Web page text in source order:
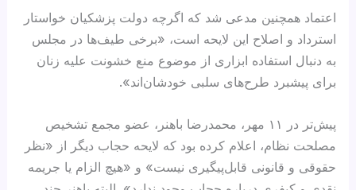
اعتماد همچنین مدعی شد که اگرچه دولت پزشکیان خواستار
استرداد و اصلاح این لایحه است، «برخی طیف‌ها در مجلس
به‌ دنبال استفاده ابزاری از موضوع منع خشونت علیه زنان
برای پیشبرد طرح‌های سلبی خودشان‌اند».
پیش‌تر در ۱۱ مهر، محمدرضا باهنر، عضو مجمع تشخیص
مصلحت نظام، اعلام کرده بود که لایحه حجاب دیگر از «نظر
حقوقی و قانونی قابل‌پیگیری نیست» و «هیچ الزام یا جریمه